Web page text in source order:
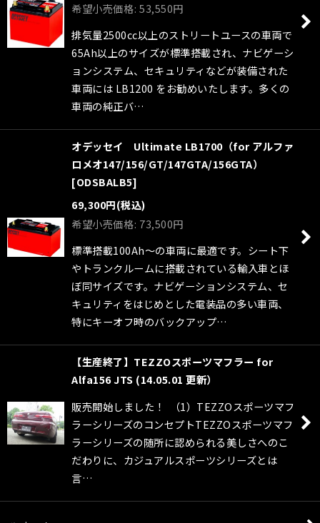
希望小売価格: 53,550円
排気量2500cc以上のストリートユースの車両で
65Ah以上のサイズが標準搭載され、ナビゲーシ
ョンシステム、セキュリティなどが装備された
車両には LB1200 をお勧めいたします。多くの
車両の純正バ…
オデッセイ Ultimate LB1700（for アルファ
ロメオ147/156/GT/147GTA/156GTA）
[ODSBALB5]
69,300円(税込)
希望小売価格: 73,500円
標準搭載100Ah〜の車両に最適です。シート下
やトランクルームに搭載されている輸入車とほ
ぼ同サイズです。ナビゲーションシステム、セ
キュリティをはじめとした電装品の多い車両、
特にキーオフ時のバックアップ…
【生産終了】TEZZOスポーツマフラー for
Alfa156 JTS (14.05.01 更新）
販売開始しました！ （1）TEZZOスポーツマフ
ラーシリーズのコンセプトTEZZOスポーツマフ
ラーシリーズの随所に認められる美しさへのこ
だわりに、カジュアルスポーツシリーズとは
言…